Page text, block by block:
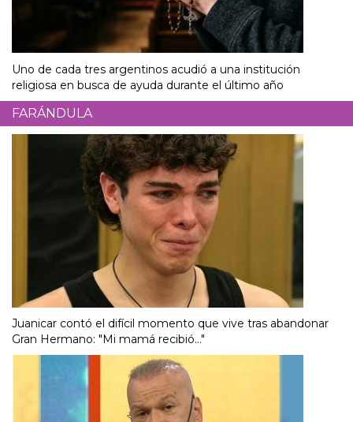
Uno de cada tres argentinos acudió a una institución
religiosa en busca de ayuda durante el último año
FARÁNDULA
Juanicar contó el difícil momento que vive tras abandonar
Gran Hermano: "Mi mamá recibió..."